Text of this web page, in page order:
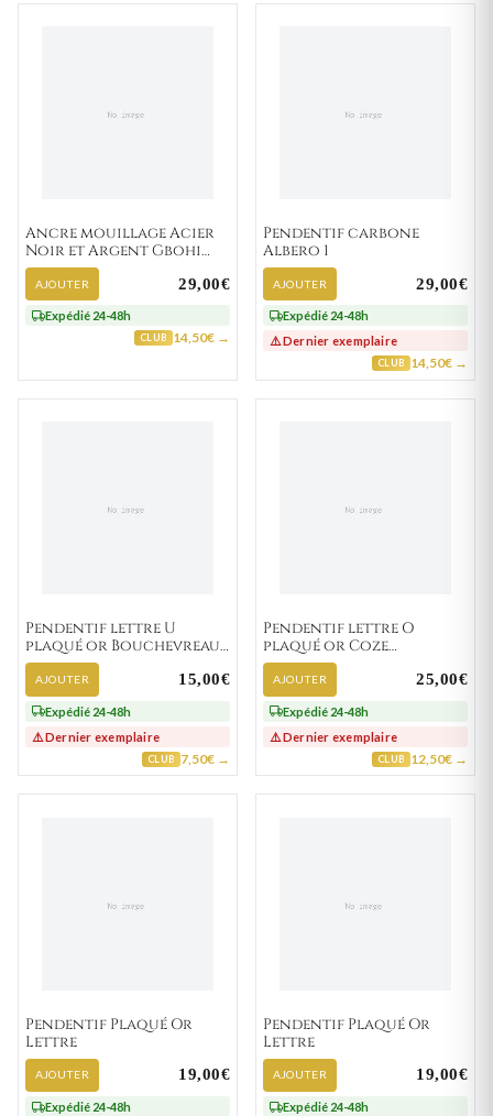
Ancre mouillage Acier
Noir et Argent Gbohi
Marine Strass Ancre
Marine
AJOUTER 29,00€
Expédié 24-48h
CLUB 14,50€ →
Pendentif carbone
Albero 1
AJOUTER 29,00€
Expédié 24-48h
⚠️ Dernier exemplaire
CLUB 14,50€ →
Pendentif lettre U
plaqué or Bouchevreau
traditionnel
AJOUTER 15,00€
Expédié 24-48h
⚠️ Dernier exemplaire
CLUB 7,50€ →
Pendentif lettre O
plaqué or Coze
traditionnel
AJOUTER 25,00€
Expédié 24-48h
⚠️ Dernier exemplaire
CLUB 12,50€ →
Pendentif Plaqué Or
Lettre
AJOUTER 19,00€
Expédié 24-48h
Pendentif Plaqué Or
Lettre
AJOUTER 19,00€
Expédié 24-48h